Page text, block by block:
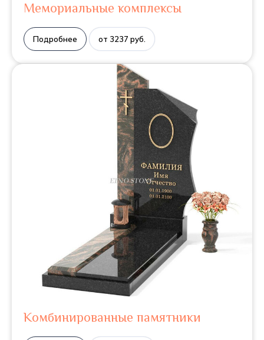
Мемориальные комплексы
Подробнее от 3237 руб.
Комбинированные памятники